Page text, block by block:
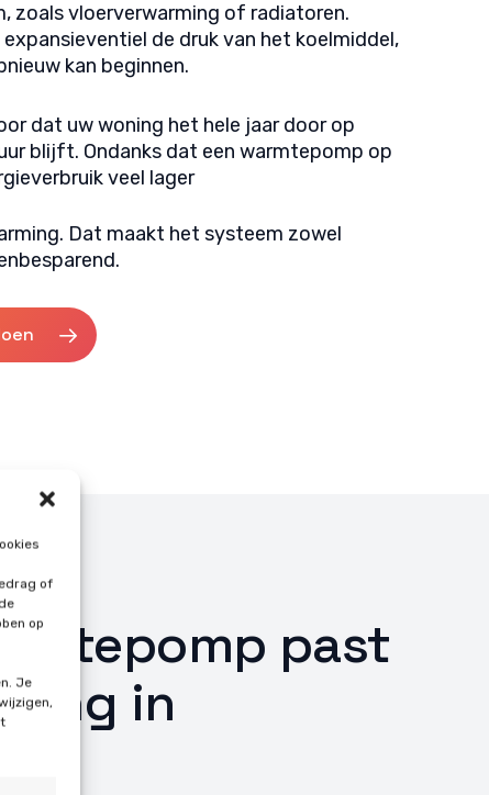
of
op
Je
zoals vloerverwarming of radiatoren.
de druk van het koelmiddel,
kan beginnen.
dat uw woning het hele jaar door op
blijft. Ondanks dat een warmtepomp op
veel lager
Dat maakt het systeem zowel
past
in